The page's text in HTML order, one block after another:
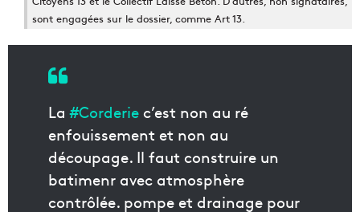
sont engagées sur le dossier, comme Art 13.
La#Corderiec’est non au ré
enfouissement et non au
découpage. Il faut construire un
batimenr avec atmosphère
contrôlée. pompe et drainage pour